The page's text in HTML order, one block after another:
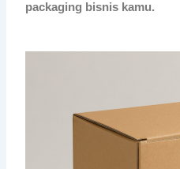
packaging bisnis kamu.